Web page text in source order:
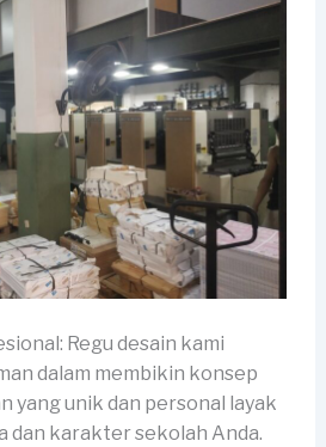
Regu desain kami
dalam membikin konsep
yang unik dan personal layak
dan karakter sekolah Anda.